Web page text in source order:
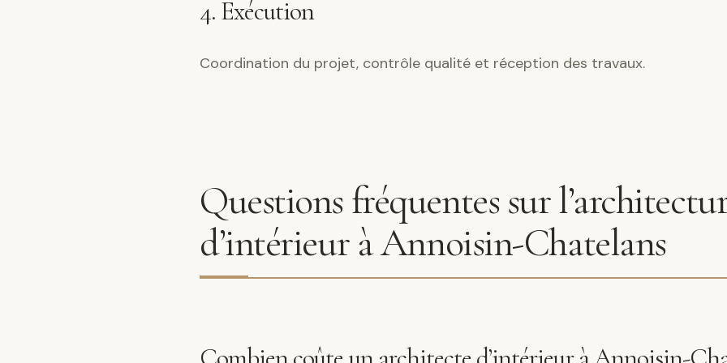
4. Exécution
Coordination du projet, contrôle qualité et réception des travaux.
Questions fréquentes sur
d’intérieur à Annoisin-Chatelans